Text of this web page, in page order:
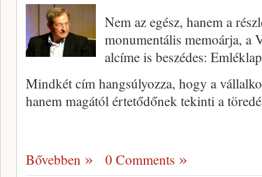
Nem az egész, hanem a
monumentális memoárja, a
alcíme is beszédes:
Mindkét cím hangsúlyozza, hogy a
hanem magától értetődőnek tekinti a
Bővebben 0 Comments